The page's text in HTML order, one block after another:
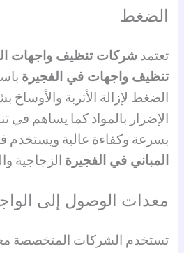
الضغط
تعتمد شركات تنظيف واجهات
تنظيف واجهات في الفجيرة
الضغط لإزالة الأتربة
الإضرار بالمواد كما يساهم في
بسرعة وكفاءة عالية ويستخدم
المباني في الفجيرة الزجاجية
معدات الوصول إلى
تستخدم الشركات المتخصصة